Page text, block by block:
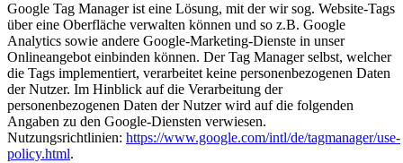
Google Tag Manager ist eine Lösung, mit der wir sog. Website-Tags
über eine Oberfläche verwalten können und so z.B. Google
Analytics sowie andere Google-Marketing-Dienste in unser
Onlineangebot einbinden können. Der Tag Manager selbst, welcher
die Tags implementiert, verarbeitet keine personenbezogenen Daten
der Nutzer. Im Hinblick auf die Verarbeitung der
personenbezogenen Daten der Nutzer wird auf die folgenden
Angaben zu den Google-Diensten verwiesen.
Nutzungsrichtlinien: https://www.google.com/intl/de/tagmanager/use-
policy.html.